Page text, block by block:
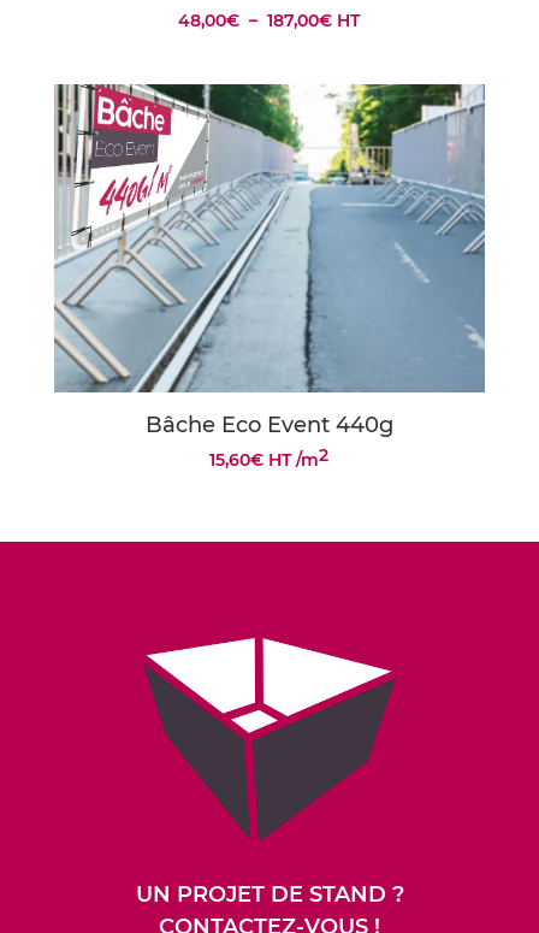
48,00€ – 187,00€Plage
48,00€
à
187,00€
HT
Bâche Eco Event 440g
15,60€ HT /m2
UN PROJET DE STAND ?
CONTACTEZ-VOUS !